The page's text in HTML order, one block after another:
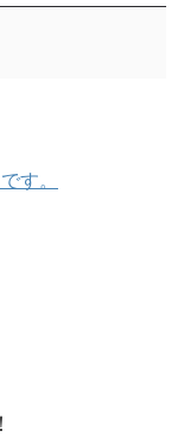
す。